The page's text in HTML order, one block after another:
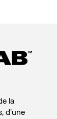
la
d’une